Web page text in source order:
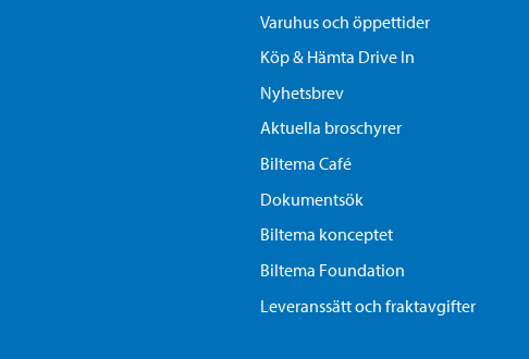
Varuhus och öppettider
Köp & Hämta Drive In
Nyhetsbrev
Aktuella broschyrer
Biltema Café
Dokumentsök
Biltema konceptet
Biltema Foundation
Leveranssätt och fraktavgifter